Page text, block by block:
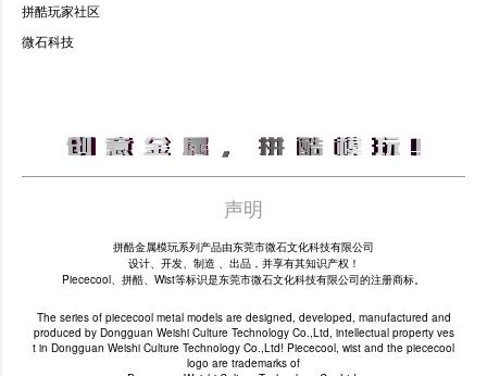
拼酷玩家社区
微石科技
声明
拼酷金属模玩系列产品由东莞市微石文化科技有限公司
设计、开发、制造 、出品，并享有其知识产权！
Piececool、拼酷、Wist等标识是东莞市微石文化科技有限公司的注册商标。
The series of piececool metal models are designed, developed, manufactured and
produced by Dongguan Weishi Culture Technology Co.,Ltd, intellectual property ves
t in Dongguan Weishi Culture Technology Co.,Ltd! Piececool, wist and the piececool
logo are trademarks of